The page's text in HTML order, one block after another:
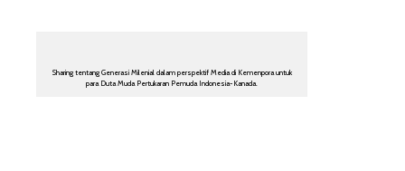
Sharing tentang Generasi Milenial dalam perspektif Media di Kemenpora untuk
para Duta Muda Pertukaran Pemuda Indonesia-Kanada.